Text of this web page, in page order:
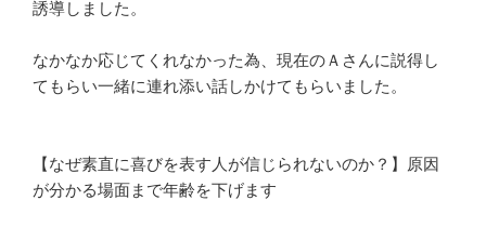
誘導しました。
なかなか応じてくれなかった為、現在のＡさんに説得し
てもらい一緒に連れ添い話しかけてもらいました。
【なぜ素直に喜びを表す人が信じられないのか？】原因
が分かる場面まで年齢を下げます